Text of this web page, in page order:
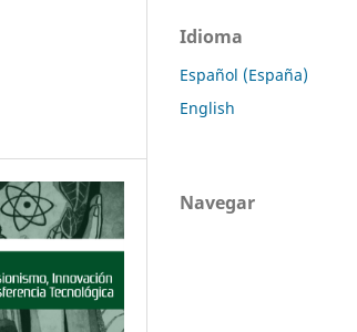
Idioma
Español (España)
English
Navegar